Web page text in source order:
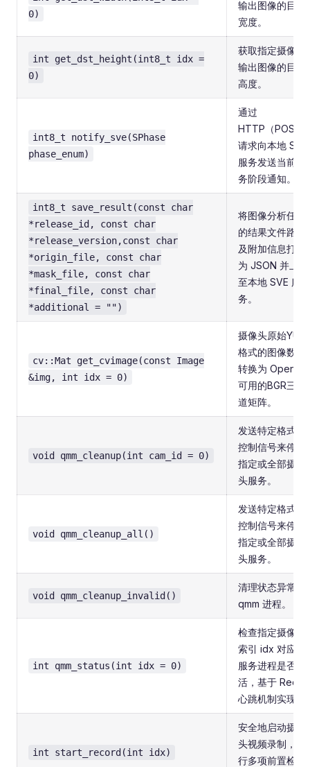
0)
输出图像的目标
宽度。
int get_dst_height(int8_t idx =
0)
获取指定摄像头
输出图像的目标
高度。
int8_t notify_sve(SPhase
phase_enum)
通过
HTTP（POST
请求向本地 SVE
服务发送当前任
务阶段通知。
int8_t save_result(const char
*release_id, const char
*release_version,const char
*origin_file, const char
*mask_file, const char
*final_file, const char
*additional = "")
将图像分析任务
的结果文件路径
及附加信息打包
为 JSON 并上报
至本地 SVE 服
务。
cv::Mat get_cvimage(const Image
&img, int idx = 0)
摄像头原始YUV
格式的图像数据
转换为 OpenCV
可用的BGR三通
道矩阵。
void qmm_cleanup(int cam_id = 0)
发送特定格式的
控制信号来停止
指定或全部摄像
头服务。
void qmm_cleanup_all()
发送特定格式的
控制信号来停止
指定或全部摄像
头服务。
void qmm_cleanup_invalid()
清理状态异常的
qmm 进程。
int qmm_status(int idx = 0)
检查指定摄像头
索引 idx 对应的
服务进程是否存
活，基于 Redis
心跳机制实现。
int start_record(int idx)
安全地启动摄像
头视频录制，执
行多项前置检